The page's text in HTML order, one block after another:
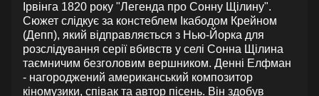
Ірвінга 1820 року "Легенда про Сонну Щілину".
Сюжет слідкує за констеблем Ікабодом Крейном
(Депп), який відправляється з Нью-Йорка для
розслідування серії вбивств у селі Сонна Щілина
таємничим безголовим вершником. Денні Елфман
- нагороджений американський композитор
кіномузики, співак та автор пісень. Він здобув